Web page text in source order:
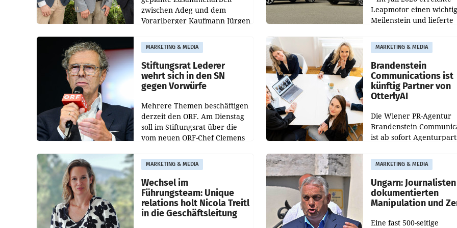
zwischen Adeg und dem
Vorarlberger Kaufmann Jürgen
freigegeben: Die
Bundeswettbewerbsbehörde
und der Bundeskartellanwalt
Leapmotor einen
Meilenstein und lieferte
aus, womit sich das
gegenüber Juli 2025
verdoppelte (+102
MARKETING & MEDIA
Stiftungsrat Lederer
wehrt sich in den SN
gegen Vorwürfe
Mehrere Themen beschäftigen
derzeit den ORF. Am Dienstag
soll im Stiftungsrat über die
vom neuen ORF-Chef Clemens
Besetzungen für die
Direktionen abgestimmt
werden.
MARKETING & MEDIA
Brandenstein
Communications ist
künftig Partner von
OtterlyAI
Die Wiener PR-Agentur
Brandenstein
ist ab sofort
Optimierungsplattform
OtterlyAI. Damit baut die
Agentur ihr
MARKETING & MEDIA
Wechsel im
Führungsteam: Unique
relations holt Nicola Treitl
in die Geschäftsleitung
MARKETING & MEDIA
Ungarn: Journalisten
dokumentierten
Manipulation und
Eine fast 500-seitige